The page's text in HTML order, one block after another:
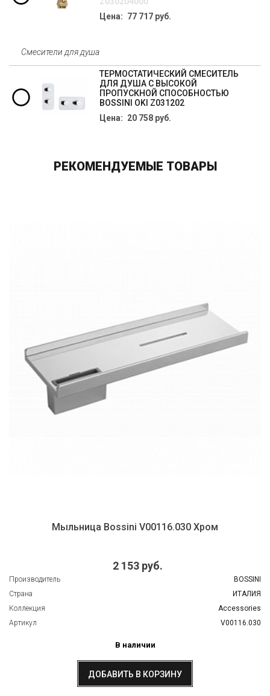
Цена: 77 717 руб.
Смесители для душа
ТЕРМОСТАТИЧЕСКИЙ СМЕСИТЕЛЬ
ДЛЯ ДУША С ВЫСОКОЙ
ПРОПУСКНОЙ СПОСОБНОСТЬЮ
BOSSINI OKI Z031202
Цена: 20 758 руб.
РЕКОМЕНДУЕМЫЕ ТОВАРЫ
Мыльница Bossini V00116.030 Хром
2 153 руб.
Производитель
BOSSINI
Страна
ИТАЛИЯ
Коллекция
Accessories
Артикул
V00116.030
В наличии
ДОБАВИТЬ В КОРЗИНУ